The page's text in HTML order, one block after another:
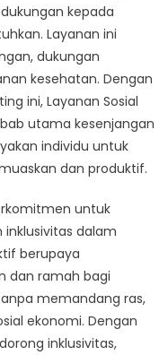
kepada
Layanan ini
dukungan
kesehatan. Dengan
ini, Layanan Sosial
utama kesenjangan
individu untuk
dan produktif.
untuk
dalam
berupaya
dan ramah bagi
memandang ras,
ekonomi. Dengan
inklusivitas,